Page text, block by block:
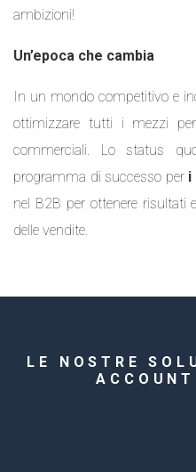
ambizioni!
Un’epoca che cambia
In un mondo competitivo e
ottimizzare tutti i mezzi
commerciali. Lo status
programma di successo per i
nel B2B per ottenere risultati
delle vendite.
LE NOSTRE